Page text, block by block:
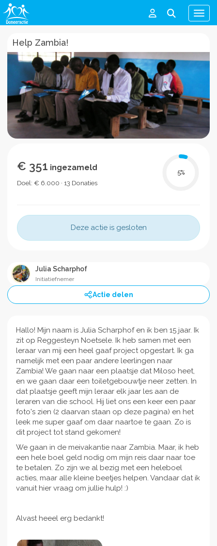
Menu
Help Zambia!
€ 351 ingezameld
Doel: € 6.000 · 13 Donaties
5%
Deze actie is gesloten
Julia Scharphof
Initiatiefnemer
Actie delen
Hallo! Mijn naam is Julia Scharphof en ik ben 15 jaar. Ik
zit op Reggesteyn Noetsele. Ik heb samen met een
leraar van mij een heel gaaf project opgestart. Ik ga
namelijk met een paar andere leerlingen naar
Zambia! We gaan naar een plaatsje dat Miloso heet,
en we gaan daar een toiletgebouwtje neer zetten. In
dat plaatsje geeft mijn leraar elk jaar les aan de
leraren van die school. Hij liet ons een keer een paar
foto's zien (2 daarvan staan op deze pagina) en het
leek me super gaaf om daar naartoe te gaan. Zo is
dit project tot stand gekomen!
We gaan in de meivakantie naar Zambia. Maar, ik heb
een hele boel geld nodig om mijn reis daar naar toe
te betalen. Zo zijn we al bezig met een heleboel
acties, maar alle kleine beetjes helpen. Vandaar dat ik
vanuit hier vraag om jullie hulp! :)
Alvast heeel erg bedankt!